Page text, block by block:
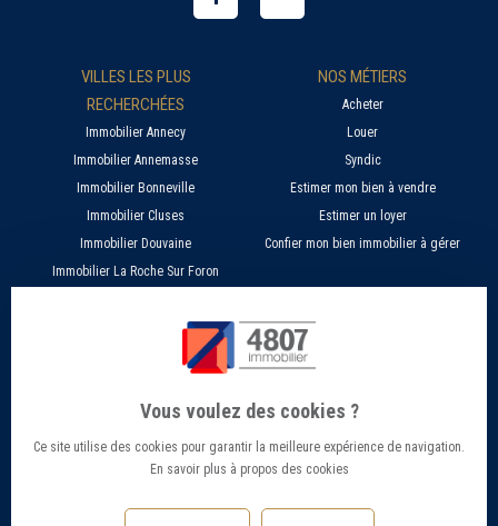
VILLES LES PLUS
RECHERCHÉES
Immobilier Annecy
Immobilier Annemasse
Immobilier Bonneville
Immobilier Cluses
Immobilier Douvaine
Immobilier La Roche Sur Foron
NOS MÉTIERS
Acheter
Louer
Syndic
Estimer mon bien à vendre
Estimer un loyer
Confier mon bien immobilier à gérer
Nos agences 4807
Barème Transaction immobilière
Mentions légales
SERVICES EN LIGNE
Estimer mon bien immobilier en ligne
Candidature location
Offres d’emploi - Recrutement
Accès Extranet
Vous voulez des cookies ?
Ce site utilise des cookies pour garantir la meilleure expérience de navigation.
En savoir plus à propos des cookies